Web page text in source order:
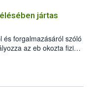
jártas
és forgalmazásáról szóló
az eb okozta fizikai
felmerülő
eb tartását és annak
jártas szakértőt.